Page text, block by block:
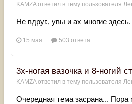
KAMZAответил в тему пользователя
Не вдруг., увы и ах многие здесь.
15 мая 503 ответа
3х-ногая вазочка и 8-ногий
KAMZAответил в тему пользователя
Очередная тема засрана... Пора